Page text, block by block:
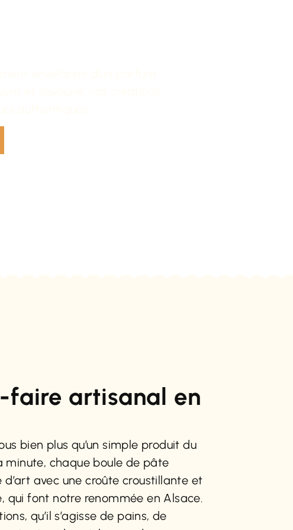
faire artisanal en
bien plus qu’un simple produit du
minute, chaque boule de pâte
avec une croûte croustillante et
qui font notre renommée en Alsace.
qu’il s’agisse de pains, de